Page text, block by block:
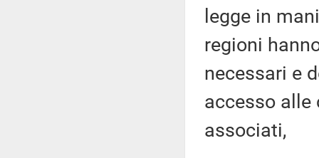
legge in
regioni
necessari e
accesso alle
associati,